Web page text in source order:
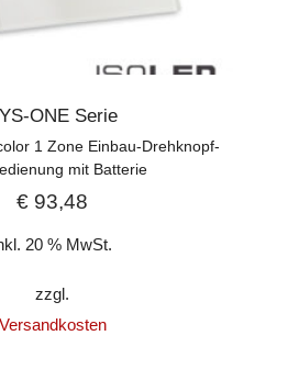
ONE Serie
1 Zone Einbau-Drehknopf-
mit Batterie
€ 93,48
20 % MwSt.
zzgl.
Versandkosten